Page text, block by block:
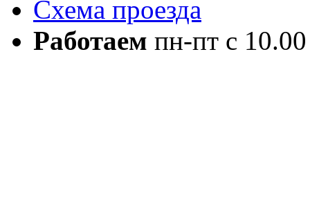
Схема проезда
Работаем пн-пт с